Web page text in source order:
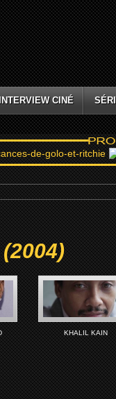
INTERVIEW CINÉ
KHALIL KAIN